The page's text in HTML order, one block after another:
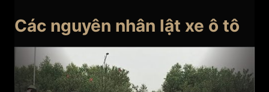
Các nguyên nhân lật xe ô tô